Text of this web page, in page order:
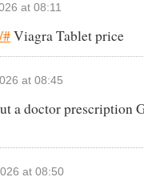
at 08:11
Viagra Tablet price
at 08:45
a doctor prescription
at 08:50